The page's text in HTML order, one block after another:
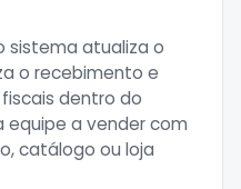
sistema atualiza o
o recebimento e
dentro do
equipe a vender com
catálogo ou loja